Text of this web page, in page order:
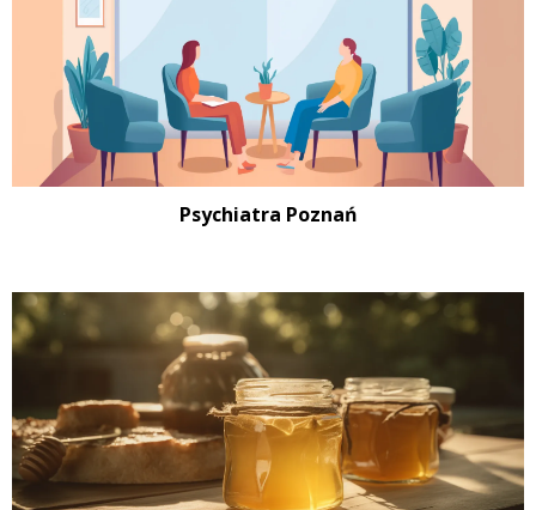
Psychiatra Poznań